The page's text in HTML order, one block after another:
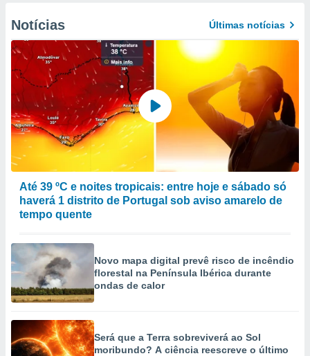
Notícias Últimas notícias
Até 39 ºC e noites tropicais: entre hoje e sábado só
haverá 1 distrito de Portugal sob aviso amarelo de
tempo quente
Novo mapa digital prevê risco de incêndio
florestal na Península Ibérica durante
ondas de calor
Será que a Terra sobreviverá ao Sol
moribundo? A ciência reescreve o último